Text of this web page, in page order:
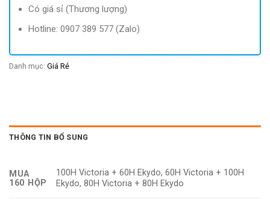
Có giá sỉ (Thương lượng)
Hotline: 0907 389 577 (Zalo)
Danh mục: Giá Rẻ
THÔNG TIN BỔ SUNG
MUA
160 HỘP
100H Victoria + 60H Ekydo, 60H Victoria + 100H
Ekydo, 80H Victoria + 80H Ekydo